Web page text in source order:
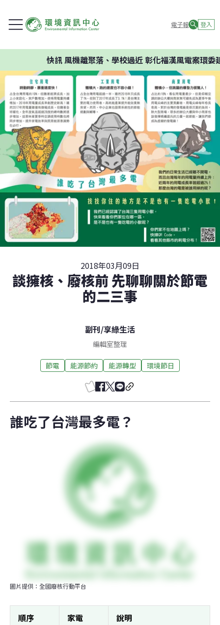
電子報 登入
風機離聚落、學校過近 彰化福漢風電案環委建議不
2018年03月09日
談擁核、廢核前 先聊聊關於節電
的二三事
副刊/享綠生活
編輯室整理
節電 能源節約 能源轉型 環境節日
誰吃了台灣最多電？
圖片提供：全國廢核行動平台
順序 家電 說明